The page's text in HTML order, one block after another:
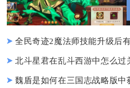
北斗星君在乱斗西游中怎么过
魏盾是如何在三国志战略版中